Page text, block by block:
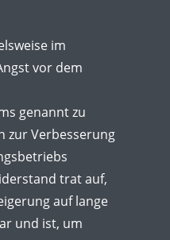
im
vor dem
genannt zu
zur Verbesserung
trat auf,
auf lange
und ist, um